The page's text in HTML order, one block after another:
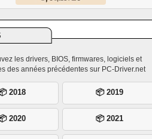
les drivers, BIOS, firmwares, logiciels et
des années précédentes sur PC-Driver.net
2018 📦 2019
2020 📦 2021